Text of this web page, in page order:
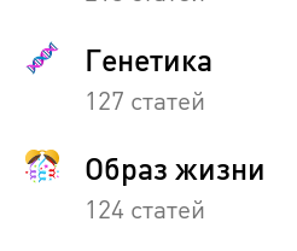
Генетика
127 статей
Образ жизни
124 статей